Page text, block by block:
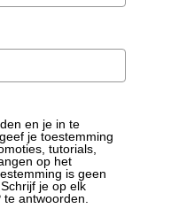
en je in te
je toestemming
tutorials,
op het
is geen
je op elk
antwoorden.